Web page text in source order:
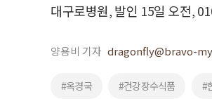
대구로병원, 발인 15일 오전,
양용비 기자 dragonfly@bravo-
#옥경국 #건강장수식품 #